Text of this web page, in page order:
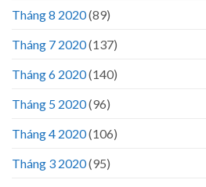
Tháng 8 2020(89)
Tháng 7 2020(137)
Tháng 6 2020(140)
Tháng 5 2020(96)
Tháng 4 2020(106)
Tháng 3 2020(95)